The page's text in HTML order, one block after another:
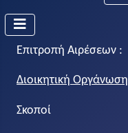
Επιτροπή Αιρέσεων :
Διοικητική Οργάνωση
Σκοποί